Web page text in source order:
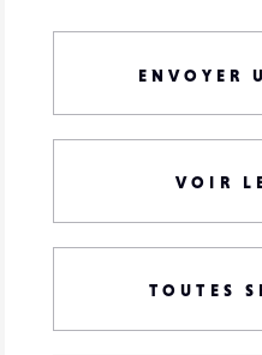
ENVOYER
VOIR
TOUTES